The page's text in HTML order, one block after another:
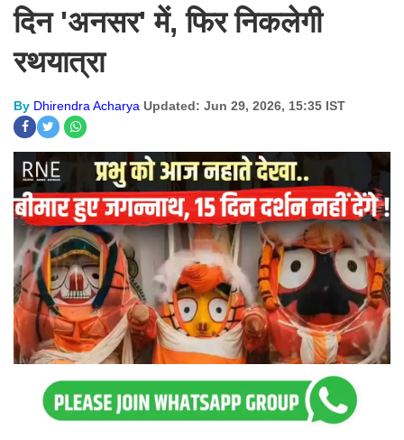
दिन 'अनसर' में, फिर निकलेगी
रथयात्रा
By Dhirendra Acharya Updated: Jun 29, 2026, 15:35 IST